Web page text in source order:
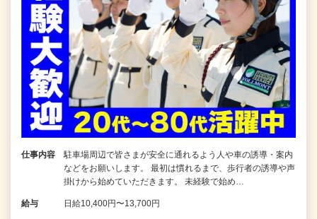
仕事内容
駐車場周辺で皆さまが安全に通れるよう人や車の誘導・案内
などをお願いします。 最初は慣れるまで、歩行者の誘導や声
掛けから始めていただきます。 未経験で始め…
給与 日給10,400円〜13,700円